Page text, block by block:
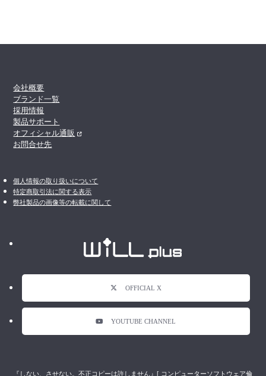
会社概要
ブランド一覧
採用情報
製品サポート
オフィシャル通販
お問合せ先
個人情報の取り扱いについて
特定商取引法に関する表示
弊社製品の画像等の転載に関して
OFFICIAL X
YOUTUBE CHANNEL
『しない、させない。不正コピーは許しません』[ コンピューターソフトウェア倫